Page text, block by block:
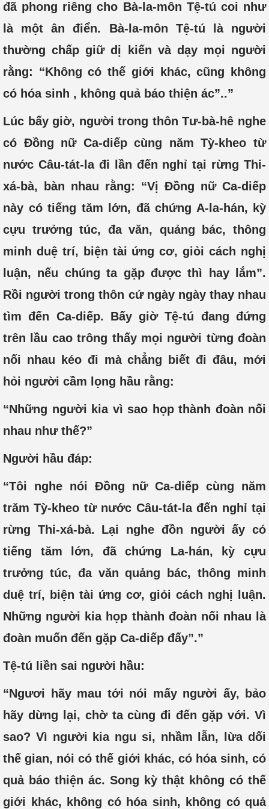
đã phong riêng cho Bà-la-môn Tệ-tú coi như
là một ân điển. Bà-la-môn Tệ-tú là người
thường chấp giữ dị kiến và dạy mọi người
rằng: “Không có thế giới khác, cũng không
có hóa sinh , không quả báo thiện ác”..”
Lúc bấy giờ, người trong thôn Tư-bà-hê nghe
có Đồng nữ Ca-diếp cùng năm Tỳ-kheo từ
nước Câu-tát-la đi lần đến nghỉ tại rừng Thi-
xá-bà, bàn nhau rằng: “Vị Đồng nữ Ca-diếp
này có tiếng tăm lớn, đã chứng A-la-hán, kỳ
cựu trưởng túc, đa văn, quảng bác, thông
minh duệ trí, biện tài ứng cơ, giỏi cách nghị
luận, nếu chúng ta gặp được thì hay lắm”.
Rồi người trong thôn cứ ngày ngày thay nhau
tìm đến Ca-diếp. Bấy giờ Tệ-tú đang đứng
trên lầu cao trông thấy mọi người từng đoàn
nối nhau kéo đi mà chẳng biết đi đâu, mới
hỏi người cầm lọng hầu rằng:
“Những người kia vì sao họp thành đoàn nối
nhau như thế?”
Người hầu đáp:
“Tôi nghe nói Đồng nữ Ca-diếp cùng năm
trăm Tỳ-kheo từ nước Câu-tát-la đến nghỉ tại
rừng Thi-xá-bà. Lại nghe đồn người ấy có
tiếng tăm lớn, đã chứng La-hán, kỳ cựu
trưởng túc, đa văn quảng bác, thông minh
duệ trí, biện tài ứng cơ, giỏi cách nghị luận.
Những người kia họp thành đoàn nối nhau là
đoàn muốn đến gặp Ca-diếp đấy”.”
Tệ-tú liền sai người hầu:
“Ngươi hãy mau tới nói mấy người ấy, bảo
hãy dừng lại, chờ ta cùng đi đến gặp với. Vì
sao? Vì người kia ngu si, nhầm lẫn, lừa dối
thế gian, nói có thế giới khác, có hóa sinh, có
quả báo thiện ác. Song kỳ thật không có thế
giới khác, không có hóa sinh, không có quả